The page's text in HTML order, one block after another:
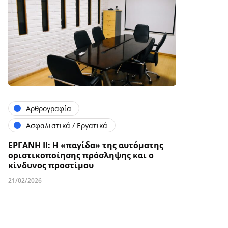
Αρθρογραφία
Ασφαλιστικά / Εργατικά
ΕΡΓΑΝΗ ΙΙ: Η «παγίδα» της αυτόματης
οριστικοποίησης πρόσληψης και ο
κίνδυνος προστίμου
21/02/2026